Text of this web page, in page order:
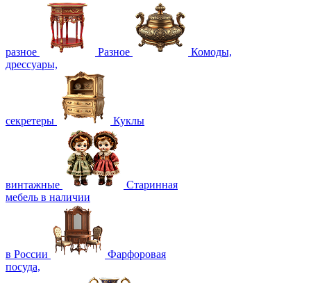
разное Разное
Комоды,
дрессуары,
секретеры Куклы
винтажные
Старинная
мебель в наличии
в России
Фарфоровая
посуда,